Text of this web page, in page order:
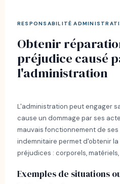
RESPONSABILITÉ
Obtenir
préjudice causé
l'administration
L'administration peut engager
cause un dommage par ses
mauvais fonctionnement de
indemnitaire permet d'obtenir
préjudices : corporels,
Exemples de situations